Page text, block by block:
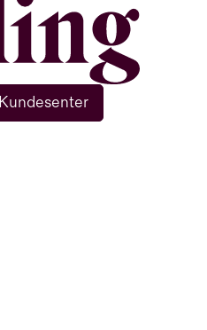
Kundesenter